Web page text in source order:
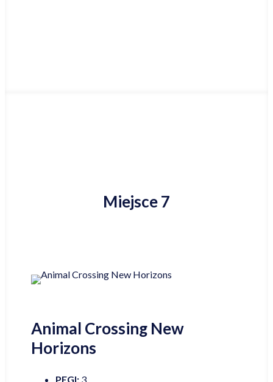
Miejsce 7
Animal Crossing New
Horizons
PEGI: 3